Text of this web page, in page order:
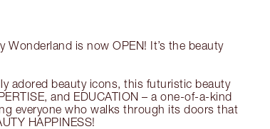
Wonderland is now OPEN! It’s the beauty
adored beauty icons, this futuristic beauty
and EDUCATION – a one-of-a-kind
everyone who walks through its doors that
HAPPINESS!